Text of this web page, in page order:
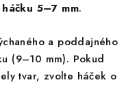
5–7 mm.
a poddajného
(9–10 mm). Pokud
tvar, zvolte háček o